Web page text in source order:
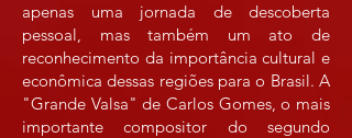
apenas uma jornada de descoberta
pessoal, mas também um ato de
reconhecimento da importância cultural e
econômica dessas regiões para o Brasil. A
"Grande Valsa" de Carlos Gomes, o mais
importante compositor do segundo